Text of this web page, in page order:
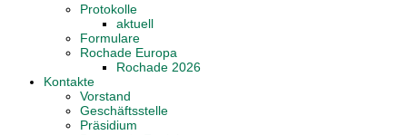
Protokolle
aktuell
Formulare
Rochade Europa
Rochade 2026
Kontakte
Vorstand
Geschäftsstelle
Präsidium